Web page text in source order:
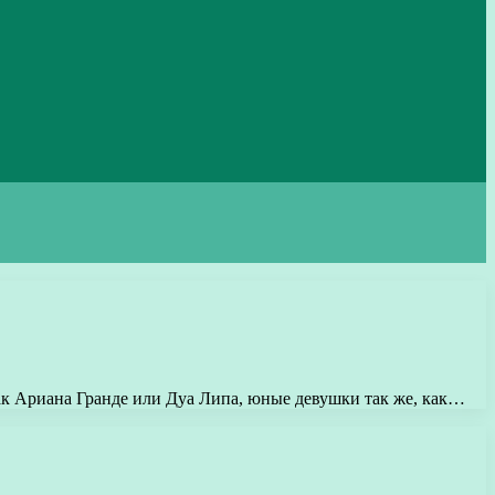
Ариана Гранде или Дуа Липа, юные девушки так же, как…